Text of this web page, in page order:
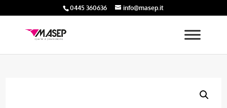
0445 360636 info@masep.it